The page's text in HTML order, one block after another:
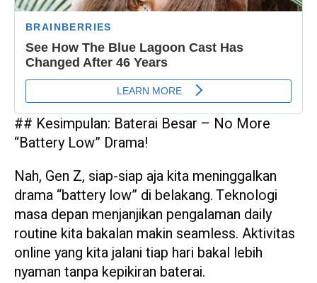
## Kesimpulan: Baterai Besar – No More
“Battery Low” Drama!
Nah, Gen Z, siap-siap aja kita meninggalkan
drama “battery low” di belakang. Teknologi
masa depan menjanjikan pengalaman daily
routine kita bakalan makin seamless. Aktivitas
online yang kita jalani tiap hari bakal lebih
nyaman tanpa kepikiran baterai.